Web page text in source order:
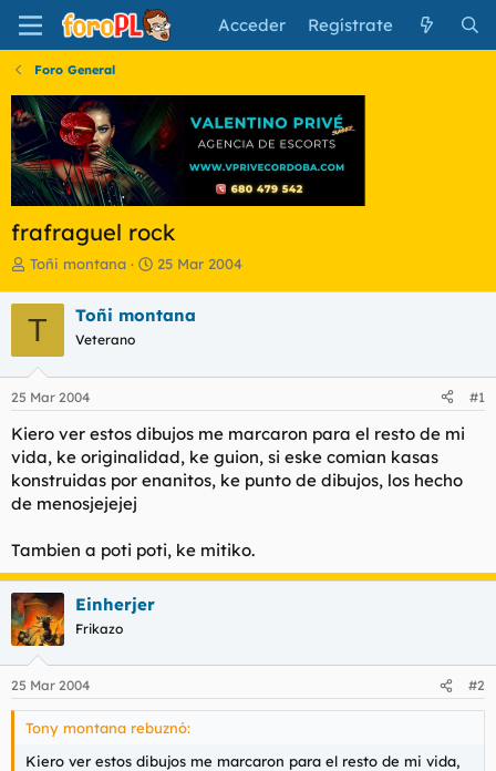
Acceder Regístrate
Foro General
frafraguel rock
I
i
c
a
d
o
d
e
l
t
a
Toñi montana
F
h
e
i
c
i
25 Mar 2004
T Toñi montana
Veterano
25 Mar 2004 #1
Kiero ver estos dibujos me marcaron para el resto de mi
vida, ke originalidad, ke guion, si eske comian kasas
konstruidas por enanitos, ke punto de dibujos, los hecho
de menosjejejej
Tambien a poti poti, ke mitiko.
Einherjer
Frikazo
25 Mar 2004 #2
Tony montana rebuznó:
Kiero ver estos dibujos me marcaron para el resto de mi vida,